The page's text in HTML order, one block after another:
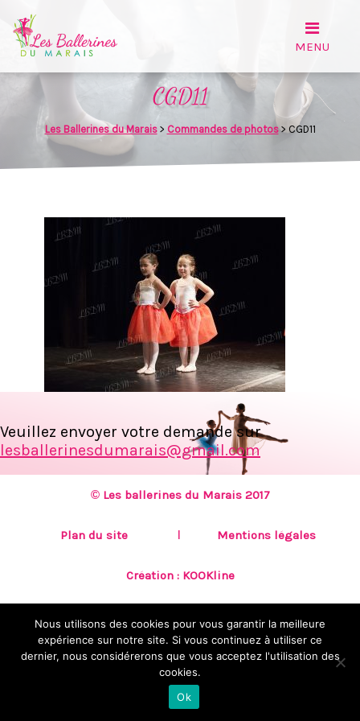
CGD11
Les Ballerines du Marais> Commandes de photos> CGD11
Veuillez envoyer votre demande sur
lesballerinesdumarais@gmail.com
© Les ballerines du Marais 2017
Plan du site Mentions légales
Création : KOOKline
Nous utilisons des cookies pour vous garantir la meilleure
expérience sur notre site. Si vous continuez à utiliser ce
dernier, nous considérerons que vous acceptez l'utilisation des
cookies.
Ok